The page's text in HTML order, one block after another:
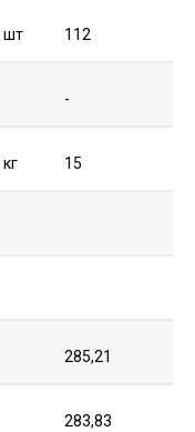
шт 112
-
кг 15
285,21
283,83